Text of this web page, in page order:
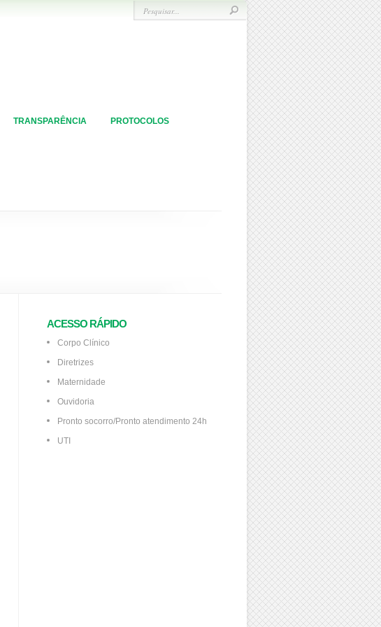
TRANSPARÊNCIA PROTOCOLOS
ACESSO RÁPIDO
Corpo Clínico
Diretrizes
Maternidade
Ouvidoria
Pronto socorro/Pronto atendimento 24h
UTI